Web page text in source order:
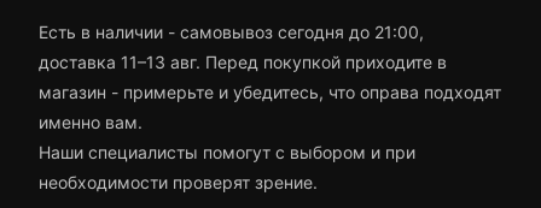
Есть в наличии - самовывоз сегодня до 21:00,
доставка 11–13 авг. Перед покупкой приходите в
магазин - примерьте и убедитесь, что оправа подходят
именно вам.
Наши специалисты помогут с выбором и при
необходимости проверят зрение.